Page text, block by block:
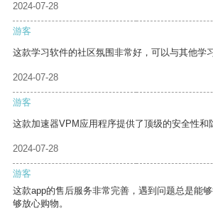
2024-07-28
游客
这款学习软件的社区氛围非常好，可以与其他学
2024-07-28
游客
这款加速器VPM应用程序提供了顶级的安全性和
2024-07-28
游客
这款app的售后服务非常完善，遇到问题总是能
够放心购物。